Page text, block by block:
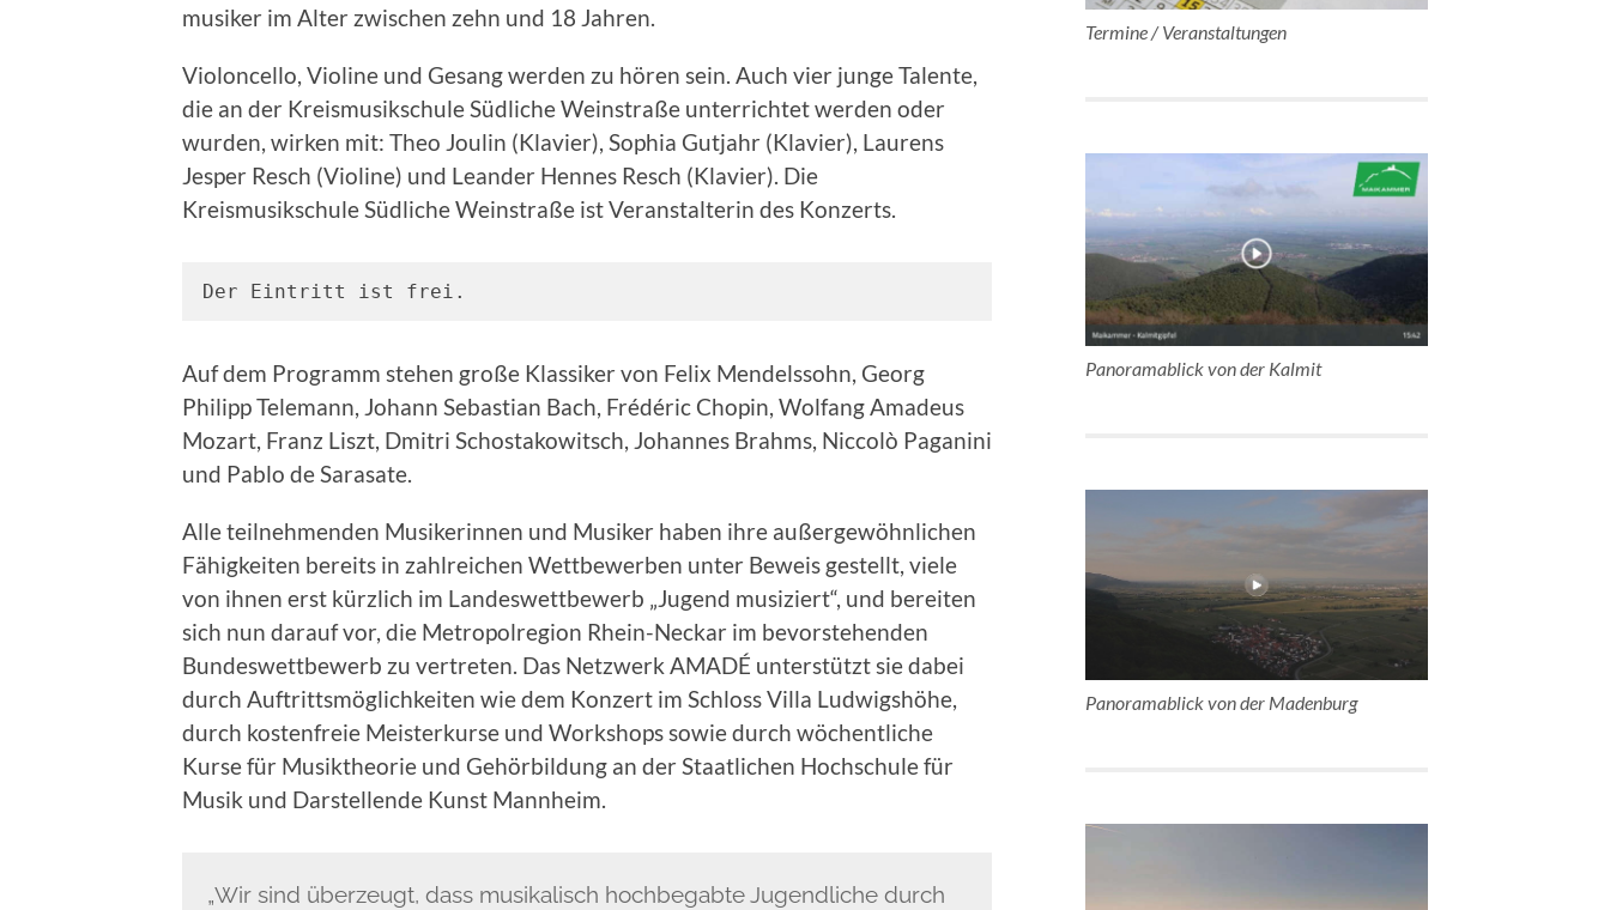
musiker im Alter zwischen zehn und 18 Jahren.
Violoncello, Violine und Gesang werden zu hören sein. Auch vier junge Talente,
die an der Kreismusikschule Südliche Weinstraße unterrichtet werden oder
wurden, wirken mit: Theo Joulin (Klavier), Sophia Gutjahr (Klavier), Laurens
Jesper Resch (Violine) und Leander Hennes Resch (Klavier). Die
Kreismusikschule Südliche Weinstraße ist Veranstalterin des Konzerts.
Der Eintritt ist frei.
Auf dem Programm stehen große Klassiker von Felix Mendelssohn, Georg
Philipp Telemann, Johann Sebastian Bach, Frédéric Chopin, Wolfang Amadeus
Mozart, Franz Liszt, Dmitri Schostakowitsch, Johannes Brahms, Niccolò Paganini
und Pablo de Sarasate.
Alle teilnehmenden Musikerinnen und Musiker haben ihre außergewöhnlichen
Fähigkeiten bereits in zahlreichen Wettbewerben unter Beweis gestellt, viele
von ihnen erst kürzlich im Landeswettbewerb „Jugend musiziert“, und bereiten
sich nun darauf vor, die Metropolregion Rhein-Neckar im bevorstehenden
Bundeswettbewerb zu vertreten. Das Netzwerk AMADÉ unterstützt sie dabei
durch Auftrittsmöglichkeiten wie dem Konzert im Schloss Villa Ludwigshöhe,
durch kostenfreie Meisterkurse und Workshops sowie durch wöchentliche
Kurse für Musiktheorie und Gehörbildung an der Staatlichen Hochschule für
Musik und Darstellende Kunst Mannheim.
„Wir sind überzeugt, dass musikalisch hochbegabte Jugendliche durch
Termine / Veranstaltungen
Panoramablick von der Kalmit
Panoramablick von der Madenburg